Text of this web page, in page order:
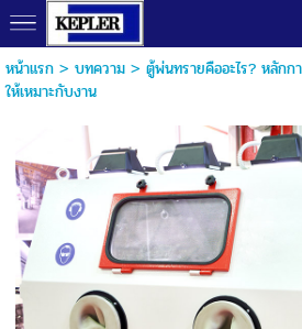
หน้าแรก> บทความ> ตู้พ่นทรายคืออะไร? หลักก
ให้เหมาะกับงาน